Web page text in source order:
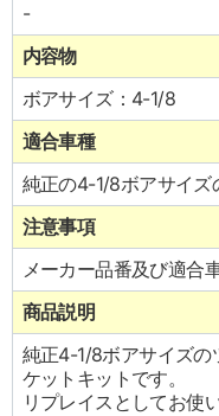
-
内容物
ボアサイズ：4-1/8
適合車種
純正の4-1/8ボアサイズ
注意事項
メーカー品番及び適合
商品説明
純正4-1/8ボアサイズの
ケットキットです。
リプレイスとしてお使